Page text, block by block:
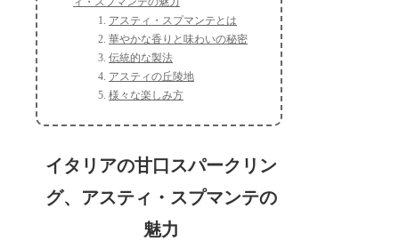
アスティ・スプマンテとは
華やかな香りと味わいの秘密
伝統的な製法
アスティの丘陵地
様々な楽しみ方
イタリアの甘口スパークリン
グ、アスティ・スプマンテの
魅力